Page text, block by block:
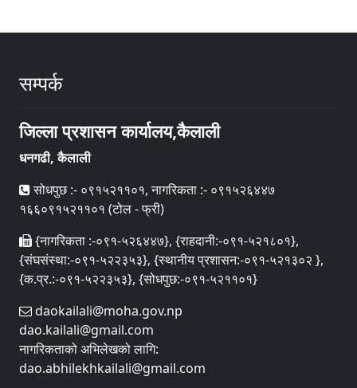
सम्पर्क
जिल्ला प्रशासन कार्यालय,कैलाली
धनगढी, कैलाली
सोधपुछ :- ०९१५२११०१, नागरिकता :- ०९१५२६४४७
१६६०९१५२११०१ (टोल - फ्री)
{नागरिकता :-०९१-५२६४४७}, {राहदानी:-०९१-५२१८०१},
{संघसंस्था:-०९१-५२२३५३}, {स्थानीय प्रशासन:-०९१-५२१३०२ },
{क.प्र.:-०९१-५२२३५३}, {सोधपुछ:-०९१-५२११०१}
daokailali@moha.gov.np
dao.kailali@gmail.com
नागरिकताको अभिलेखको लागि:
dao.abhilekhkailali@gmail.com